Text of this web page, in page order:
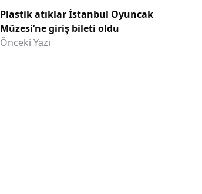
Plastik atıklar İstanbul Oyuncak
Müzesi’ne giriş bileti oldu
Önceki Yazı